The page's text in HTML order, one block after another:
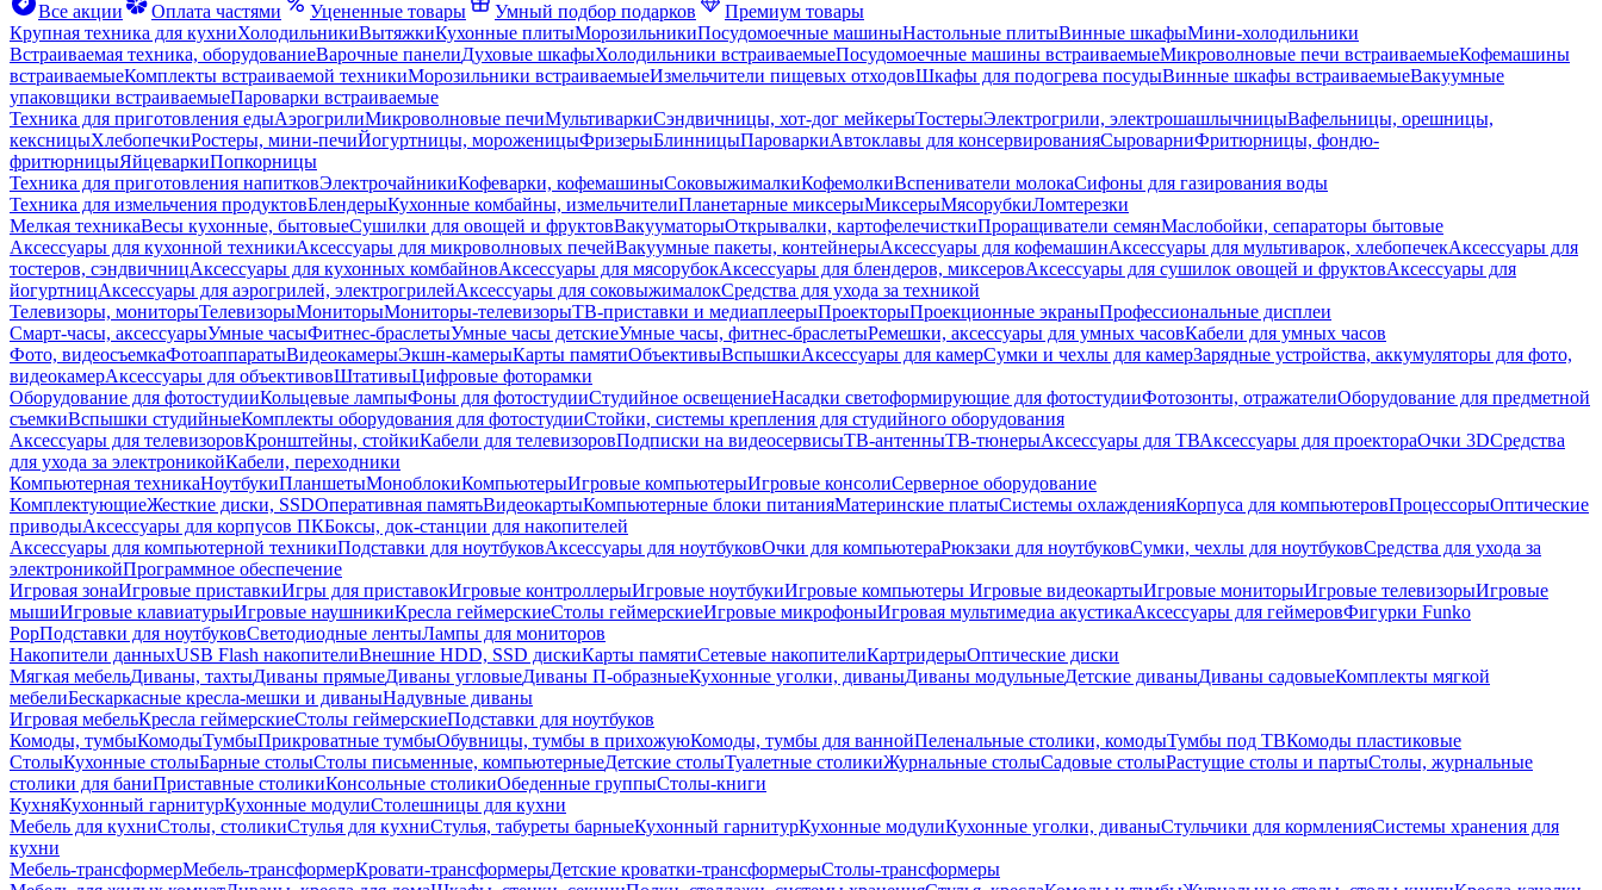
Все акции
Оплата частями Уцененные товары Умный подбор подарков
Премиум товары
Крупная техника для кухниХолодильникиВытяжкиКухонные плитыМорозильникиПосудомоечные машиныНастольные плитыВинные шкафыМини-холодильники
Встраиваемая техника, оборудованиеВарочные панелиДуховые шкафыХолодильники встраиваемыеПосудомоечные машины встраиваемыеМикроволновые печи встраиваемыеКофемашины
встраиваемыеКомплекты встраиваемой техникиМорозильники встраиваемыеИзмельчители пищевых отходовШкафы для подогрева посудыВинные шкафы встраиваемыеВакуумные
упаковщики встраиваемыеПароварки встраиваемые
Техника для приготовления едыАэрогрилиМикроволновые печиМультиваркиСэндвичницы, хот-дог мейкерыТостерыЭлектрогрили, электрошашлычницыВафельницы, орешницы,
кексницыХлебопечкиРостеры, мини-печиЙогуртницы, мороженицыФризерыБлинницыПароваркиАвтоклавы для консервированияСыроварниФритюрницы, фондю-
фритюрницыЯйцеваркиПопкорницы
Техника для приготовления напитковЭлектрочайникиКофеварки, кофемашиныСоковыжималкиКофемолкиВспениватели молокаСифоны для газирования воды
Техника для измельчения продуктовБлендерыКухонные комбайны, измельчителиПланетарные миксерыМиксерыМясорубкиЛомтерезки
Мелкая техникаВесы кухонные, бытовыеСушилки для овощей и фруктовВакууматорыОткрывалки, картофелечисткиПроращиватели семянМаслобойки, сепараторы бытовые
Аксессуары для кухонной техникиАксессуары для микроволновых печейВакуумные пакеты, контейнерыАксессуары для кофемашинАксессуары для мультиварок, хлебопечекАксессуары для
тостеров, сэндвичницАксессуары для кухонных комбайновАксессуары для мясорубокАксессуары для блендеров, миксеровАксессуары для сушилок овощей и фруктовАксессуары для
йогуртницАксессуары для аэрогрилей, электрогрилейАксессуары для соковыжималокСредства для ухода за техникой
Телевизоры, мониторыТелевизорыМониторыМониторы-телевизорыТВ-приставки и медиаплеерыПроекторыПроекционные экраныПрофессиональные дисплеи
Смарт-часы, аксессуарыУмные часыФитнес-браслетыУмные часы детскиеУмные часы, фитнес-браслетыРемешки, аксессуары для умных часовКабели для умных часов
Фото, видеосъемкаФотоаппаратыВидеокамерыЭкшн-камерыКарты памятиОбъективыВспышкиАксессуары для камерСумки и чехлы для камерЗарядные устройства, аккумуляторы для фото,
видеокамерАксессуары для объективовШтативыЦифровые фоторамки
Оборудование для фотостудииКольцевые лампыФоны для фотостудииСтудийное освещениеНасадки светоформирующие для фотостудииФотозонты, отражателиОборудование для предметной
съемкиВспышки студийныеКомплекты оборудования для фотостудииСтойки, системы крепления для студийного оборудования
Аксессуары для телевизоровКронштейны, стойкиКабели для телевизоровПодписки на видеосервисыТВ-антенныТВ-тюнерыАксессуары для ТВАксессуары для проектораОчки 3DСредства
для ухода за электроникойКабели, переходники
Компьютерная техникаНоутбукиПланшетыМоноблокиКомпьютерыИгровые компьютерыИгровые консолиСерверное оборудование
КомплектующиеЖесткие диски, SSDОперативная памятьВидеокартыКомпьютерные блоки питанияМатеринские платыСистемы охлажденияКорпуса для компьютеровПроцессорыОптические
приводыАксессуары для корпусов ПКБоксы, док-станции для накопителей
Аксессуары для компьютерной техникиПодставки для ноутбуковАксессуары для ноутбуковОчки для компьютераРюкзаки для ноутбуковСумки, чехлы для ноутбуковСредства для ухода за
электроникойПрограммное обеспечение
Игровая зонаИгровые приставкиИгры для приставокИгровые контроллерыИгровые ноутбукиИгровые компьютеры Игровые видеокартыИгровые мониторыИгровые телевизорыИгровые
мышиИгровые клавиатурыИгровые наушникиКресла геймерскиеСтолы геймерскиеИгровые микрофоныИгровая мультимедиа акустикаАксессуары для геймеровФигурки Funko
PopПодставки для ноутбуковСветодиодные лентыЛампы для мониторов
Накопители данныхUSB Flash накопителиВнешние HDD, SSD дискиКарты памятиСетевые накопителиКартридерыОптические диски
Мягкая мебельДиваны, тахтыДиваны прямыеДиваны угловыеДиваны П-образныеКухонные уголки, диваныДиваны модульныеДетские диваныДиваны садовыеКомплекты мягкой
мебелиБескаркасные кресла-мешки и диваныНадувные диваны
Игровая мебельКресла геймерскиеСтолы геймерскиеПодставки для ноутбуков
Комоды, тумбыКомодыТумбыПрикроватные тумбыОбувницы, тумбы в прихожуюКомоды, тумбы для ваннойПеленальные столики, комодыТумбы под ТВКомоды пластиковые
СтолыКухонные столыБарные столыСтолы письменные, компьютерныеДетские столыТуалетные столикиЖурнальные столыСадовые столыРастущие столы и партыСтолы, журнальные
столики для баниПриставные столикиКонсольные столикиОбеденные группыСтолы-книги
КухняКухонный гарнитурКухонные модулиСтолешницы для кухни
Мебель для кухниСтолы, столикиСтулья для кухниСтулья, табуреты барныеКухонный гарнитурКухонные модулиКухонные уголки, диваныСтульчики для кормленияСистемы хранения для
кухни
Мебель-трансформерМебель-трансформерКровати-трансформерыДетские кроватки-трансформерыСтолы-трансформеры